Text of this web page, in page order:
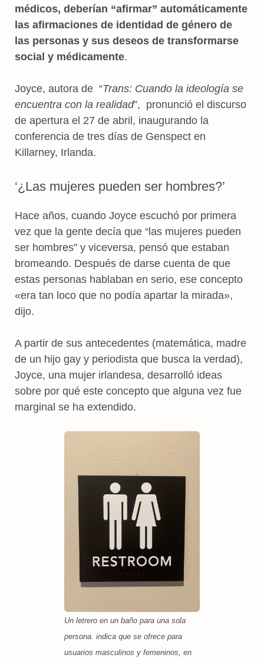
médicos, deberían “afirmar” automáticamente
las afirmaciones de identidad de género de
las personas y sus deseos de transformarse
social y médicamente.
Joyce, autora de “Trans: Cuando la ideología se
encuentra con la realidad”, pronunció el discurso
de apertura el 27 de abril, inaugurando la
conferencia de tres días de Genspect en
Killarney, Irlanda.
‘¿Las mujeres pueden ser hombres?’
Hace años, cuando Joyce escuchó por primera
vez que la gente decía que “las mujeres pueden
ser hombres” y viceversa, pensó que estaban
bromeando. Después de darse cuenta de que
estas personas hablaban en serio, ese concepto
«era tan loco que no podía apartar la mirada»,
dijo.
A partir de sus antecedentes (matemática, madre
de un hijo gay y periodista que busca la verdad),
Joyce, una mujer irlandesa, desarrolló ideas
sobre por qué este concepto que alguna vez fue
marginal se ha extendido.
Un letrero en un baño para una sola
persona. indica que se ofrece para
usuarios masculinos y femeninos, en